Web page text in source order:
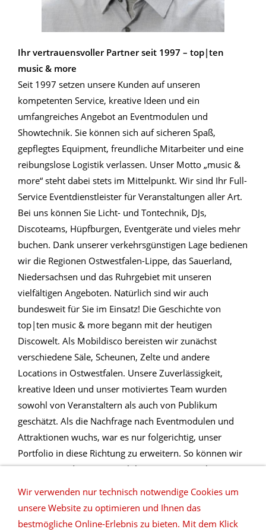
Ihr vertrauensvoller Partner seit 1997 – top|ten
music & more
Seit 1997 setzen unsere Kunden auf unseren
kompetenten Service, kreative Ideen und ein
umfangreiches Angebot an Eventmodulen und
Showtechnik. Sie können sich auf sicheren Spaß,
gepflegtes Equipment, freundliche Mitarbeiter und eine
reibungslose Logistik verlassen. Unser Motto „music &
more“ steht dabei stets im Mittelpunkt. Wir sind Ihr Full-
Service Eventdienstleister für Veranstaltungen aller Art.
Bei uns können Sie Licht- und Tontechnik, DJs,
Discoteams, Hüpfburgen, Eventgeräte und vieles mehr
buchen. Dank unserer verkehrsgünstigen Lage bedienen
wir die Regionen Ostwestfalen-Lippe, das Sauerland,
Niedersachsen und das Ruhrgebiet mit unseren
vielfältigen Angeboten. Natürlich sind wir auch
bundesweit für Sie im Einsatz! Die Geschichte von
top|ten music & more begann mit der heutigen
Discowelt. Als Mobildisco bereisten wir zunächst
verschiedene Säle, Scheunen, Zelte und andere
Locations in Ostwestfalen. Unsere Zuverlässigkeit,
kreative Ideen und unser motiviertes Team wurden
sowohl von Veranstaltern als auch von Publikum
geschätzt. Als die Nachfrage nach Eventmodulen und
Attraktionen wuchs, war es nur folgerichtig, unser
Portfolio in diese Richtung zu erweitern. So können wir
unseren Kunden einen noch besseren Service bieten
Die Entstehung unserer Attraktionswelt seit 1999
Wir verwenden nur technisch notwendige Cookies um
unsere Website zu optimieren und Ihnen das
bestmögliche Online-Erlebnis zu bieten. Mit dem Klick